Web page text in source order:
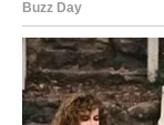
prihvati kao dio
bore s promjenama
Psihološke